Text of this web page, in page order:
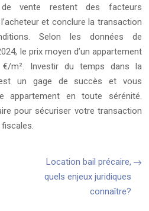
vente restent des facteurs
et conclure la transaction
Selon les données de
le prix moyen d’un appartement
m². Investir du temps dans la
un gage de succès et vous
appartement en toute sérénité.
pour sécuriser votre transaction
Location bail précaire,
quels enjeux juridiques
connaître?